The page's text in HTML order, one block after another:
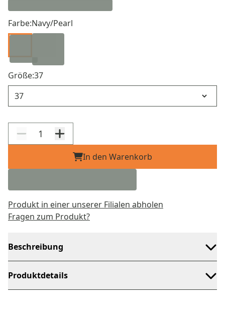
Farbe:Navy/Pearl
Größe:37
In den Warenkorb
Produkt in einer unserer Filialen abholen
Fragen zum Produkt?
Beschreibung
Produktdetails